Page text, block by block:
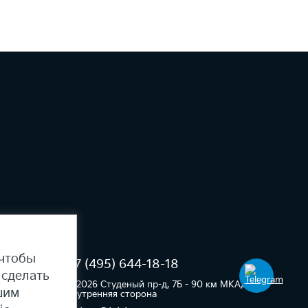
+7 (495) 644-18-18
© 2026 Студеный пр-д, 7Б - 90 км МКАД,
внутренняя сторона​